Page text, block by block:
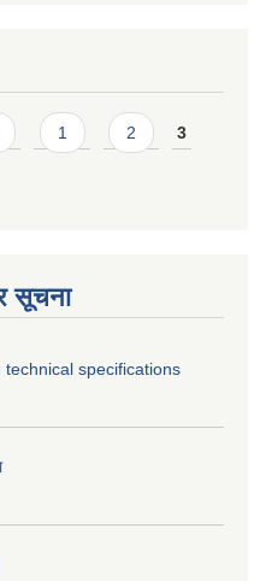
1 2 3
सूचना
specifications